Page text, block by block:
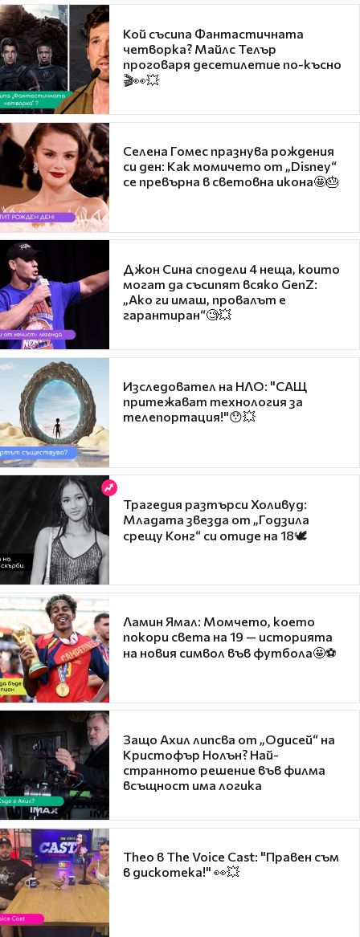
Кой съсипа Фантастичната
четворка? Майлс Телър
проговаря десетилетие по-късно
🎬👀💥
Селена Гомес празнува рождения
си ден: Как момичето от „Disney“
се превърна в световна икона🤩🎂
Джон Сина сподели 4 неща, които
могат да съсипят всяко GenZ:
„Ако ги имаш, провалът е
гарантиран“🧐💥
Изследовател на НЛО: "САЩ
притежават технология за
телепортация!"😯💥
Трагедия разтърси Холивуд:
Младата звезда от „Годзила
срещу Конг“ си отиде на 18🕊️
Ламин Ямал: Момчето, което
покори света на 19 — историята
на новия символ във футбола🤩⚽
Защо Ахил липсва от „Одисей“ на
Кристофър Нолън? Най-
странното решение във филма
всъщност има логика
Theo в The Voice Cast: "Правен съм
в дискотека!" 👀💥